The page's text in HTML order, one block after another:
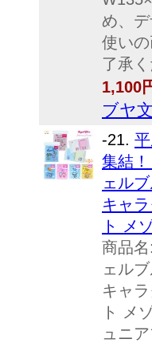
め、
使い
了承く
1,100
ブヤ
-21.
集結
ェル
キャ
ト メ
商品
ェル
キャ
ト メ
ュニ